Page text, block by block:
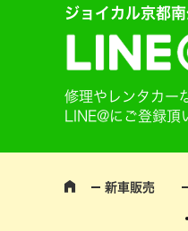
ジョイカル京都
修理やレンタカー
LINE@にご登録
新車販売